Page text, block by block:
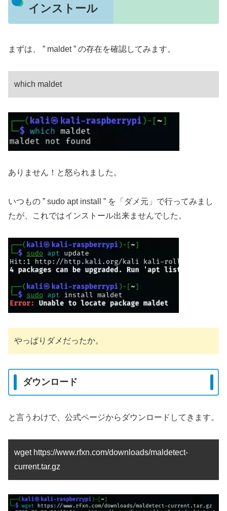
インストール
まずは、 ” maldet ” の存在を確認してみます。
which maldet
ありません！と怒られました。
いつもの ” sudo apt install ” を「ダメ元」で行ってみまし
たが、これではインストール出来ませんでした。
やっぱりダメだったか。
ダウンロード
と言うわけで、公式ページからダウンロードしてきます。
wget https://www.rfxn.com/downloads/maldetect-
current.tar.gz